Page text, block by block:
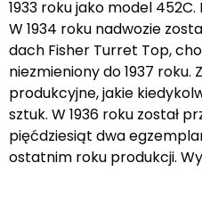
1933 roku jako model
W 1934 roku nadwozie
dach Fisher Turret Top,
niezmieniony do 1937
produkcyjne, jakie
sztuk. W 1936 roku został
pięćdziesiąt dwa
ostatnim roku produkcji.